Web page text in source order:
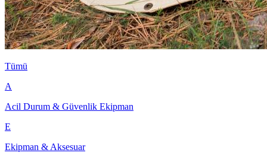
Tümü
A
Acil Durum & Güvenlik Ekipman
E
Ekipman & Aksesuar